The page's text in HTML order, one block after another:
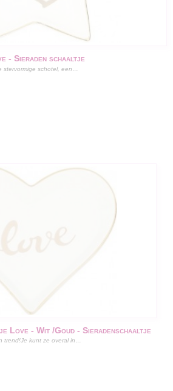
- Sieraden schaaltje
stervormige schotel, een…
Love - Wit /Goud - Sieradenschaaltje
trend!Je kunt ze overal in…